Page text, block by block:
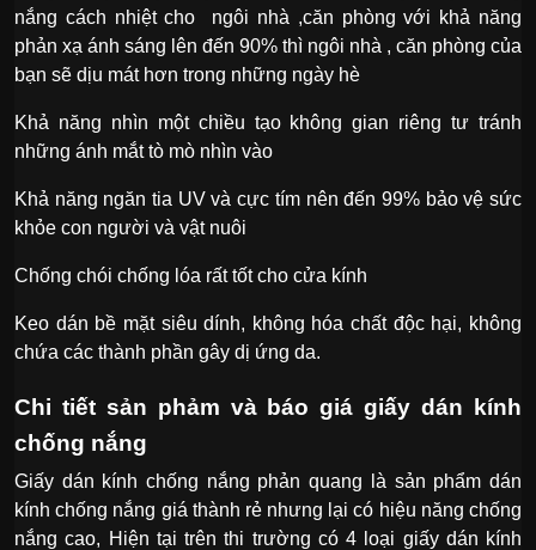
nắng cách nhiệt cho ngôi nhà ,căn phòng với khả năng
phản xạ ánh sáng lên đến 90% thì ngôi nhà , căn phòng của
bạn sẽ dịu mát hơn trong những ngày hè
Khả năng nhìn một chiều tạo không gian riêng tư tránh
những ánh mắt tò mò nhìn vào
Khả năng ngăn tia UV và cực tím nên đến 99% bảo vệ sức
khỏe con người và vật nuôi
Chống chói chống lóa rất tốt cho cửa kính
Keo dán bề mặt siêu dính, không hóa chất độc hại, không
chứa các thành phần gây dị ứng da.
Chi tiết sản phảm và báo giá giấy dán kính
chống nắng
Giấy dán kính chống nắng phản quang là sản phẩm dán
kính chống nắng giá thành rẻ nhưng lại có hiệu năng chống
nắng cao, Hiện tại trên thi trường có 4 loại giấy dán kính